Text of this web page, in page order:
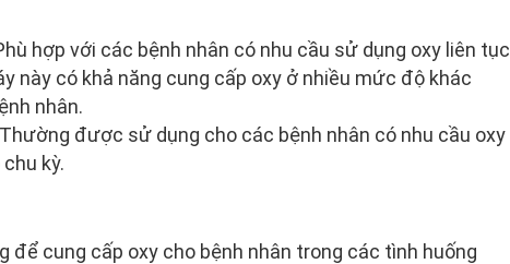
hợp với các bệnh nhân có nhu cầu sử dụng oxy liên tục
này có khả năng cung cấp oxy ở nhiều mức độ khác
nhân.
được sử dụng cho các bệnh nhân có nhu cầu oxy
kỳ.
để cung cấp oxy cho bệnh nhân trong các tình huống